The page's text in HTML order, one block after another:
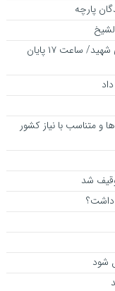
پارچه
حضوری میلیونی و بی‌نظیر در بدرقه تاریخی آقای شهید/ ساعت ۱۷ پایان
و متناسب با نیاز کشور
شد
داشت؟‌
شود